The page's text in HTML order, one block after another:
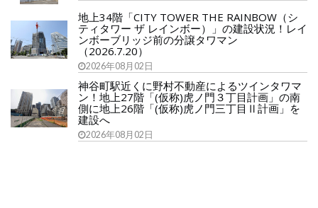
地上34階「CITY TOWER THE RAINBOW（シ
ティタワー ザ レインボー）」の建設状況！レイ
ンボーブリッジ前の分譲タワマン
（2026.7.20）
2026年08月02日
神谷町駅近くに野村不動産によるツインタワマ
ン！地上27階「(仮称)虎ノ門３丁目計画」の南
側に地上26階「(仮称)虎ノ門三丁目Ⅱ計画」を
建設へ
2026年08月02日